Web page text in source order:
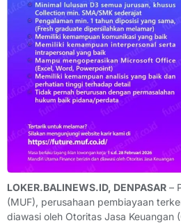
LOKER.BALINEWS.ID, DENPASAR –
(MUF), perusahaan pembiayaan
diawasi oleh Otoritas Jasa Keuangan